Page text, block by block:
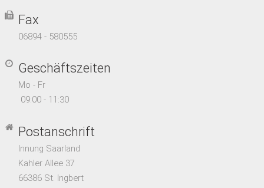
Fax
06894 - 580555
Geschäftszeiten
Mo - Fr
09:00 - 11:30
Postanschrift
Innung Saarland
Kahler Allee 37
66386 St. Ingbert